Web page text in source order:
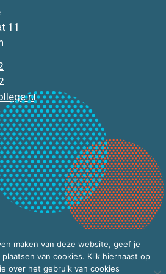
11
maken van deze website, geef je
van cookies. Klik hiernaast op
over het gebruik van cookies